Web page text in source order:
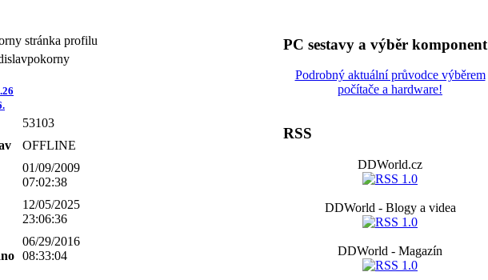
stránka profilu
53103
OFFLINE
01/09/2009
07:02:38
12/05/2025
23:06:36
06/29/2016
08:33:04
PC sestavy a výběr komponent
Podrobný aktuální průvodce výběrem
počítače a hardware!
RSS
DDWorld.cz
DDWorld - Blogy a videa
DDWorld - Magazín